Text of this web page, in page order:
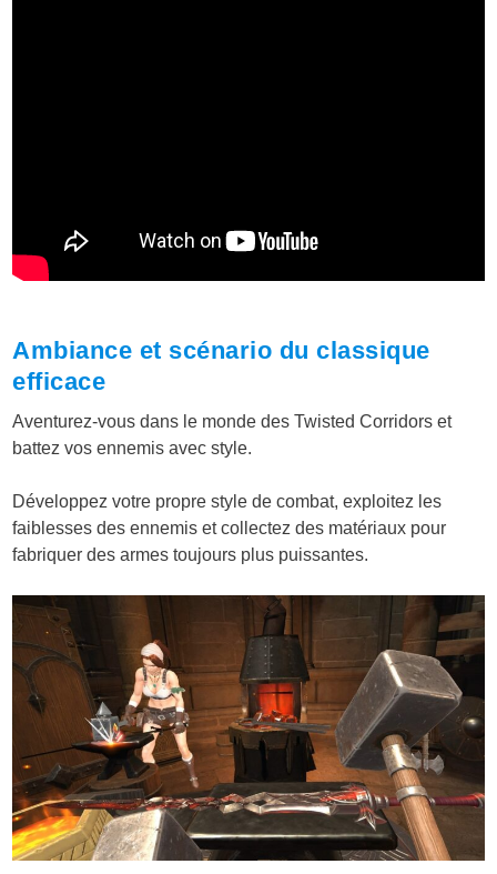
Ambiance et scénario du classique
efficace
Aventurez-vous dans le monde des Twisted Corridors et
battez vos ennemis avec style.
Développez votre propre style de combat, exploitez les
faiblesses des ennemis et collectez des matériaux pour
fabriquer des armes toujours plus puissantes.